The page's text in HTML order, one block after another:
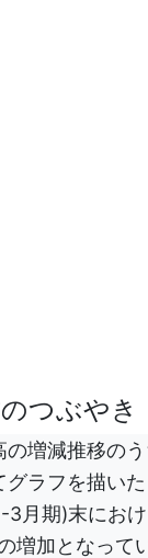
つぶやき
の増減推移の
ラフを描いた
3月期)末にお
増加となって